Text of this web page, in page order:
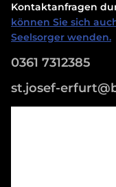
Kontaktanfragen
können Sie sich
Seelsorger wenden.
0361 7312385
st.josef-